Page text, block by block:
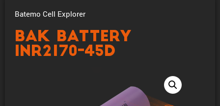
Batemo Cell Explorer
BAK Battery
INR2170-45D